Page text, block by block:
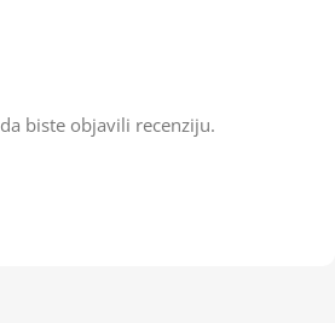
da biste objavili recenziju.